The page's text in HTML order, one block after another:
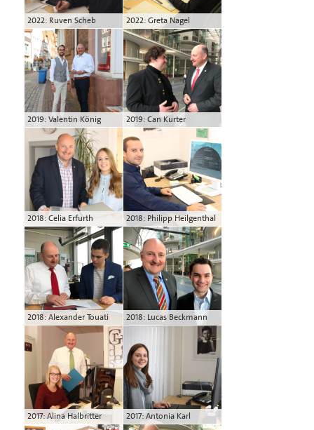
2022: Ruven Scheb 2022: Greta Nagel
2019: Valentin König 2019: Can Kurter
2018: Celia Erfurth 2018: Philipp Heilgenthal
2018: Alexander Touati 2018: Lucas Beckmann
2017: Alina Halbritter 2017: Antonia Karl